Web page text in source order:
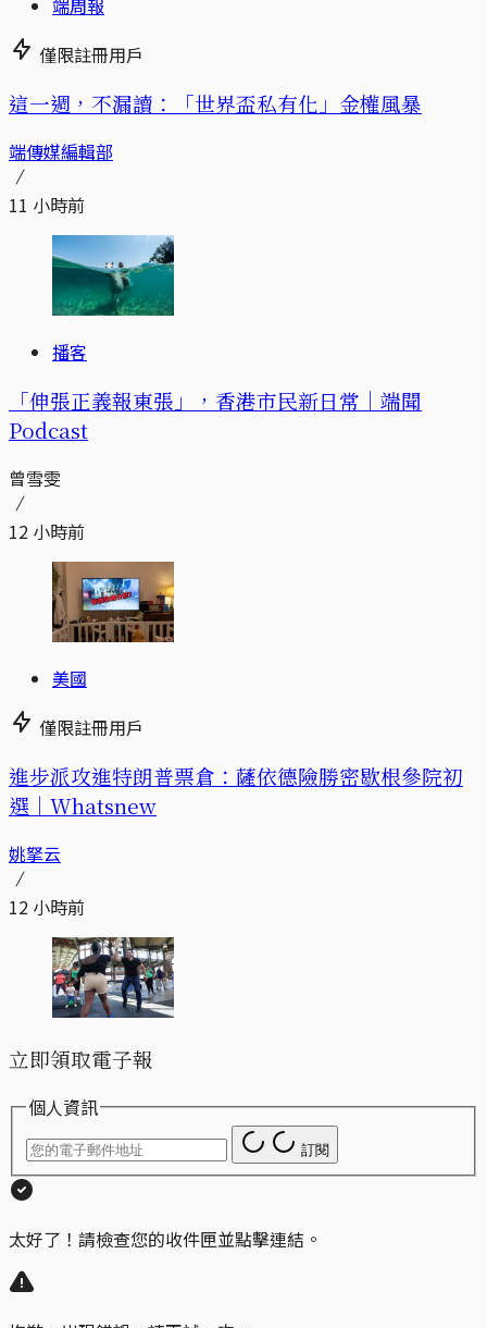
端周報
僅限註冊用戶
這一週，不漏讀：「世界盃私有化」金權風暴
端傳媒編輯部
11 小時前
播客
「伸張正義報東張」，香港市民新日常｜端聞
Podcast
曾雪雯
12 小時前
美國
僅限註冊用戶
進步派攻進特朗普票倉：薩依德險勝密歇根參院初
選｜Whatsnew
姚拏云
12 小時前
立即領取電子報
個人資訊
訂閱
太好了！請檢查您的收件匣並點擊連結。